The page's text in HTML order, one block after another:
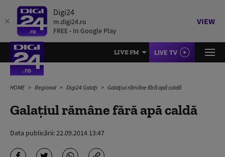
Digi24
m.digi24.ro
FREE - In Google Play
VIEW
LIVE FM LIVE TV
HOME Regional Digi24 Galați Galaţiul rămâne fără apă caldă
Galaţiul rămâne fără apă caldă
Data publicării:22.09.2014 13:47